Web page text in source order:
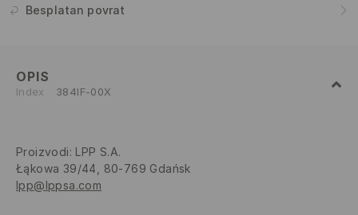
Besplatan povrat
OPIS
Index 384IF-00X
Proizvodi: LPP S.A.
Łąkowa 39/44, 80-769 Gdańsk
lpp@lppsa.com